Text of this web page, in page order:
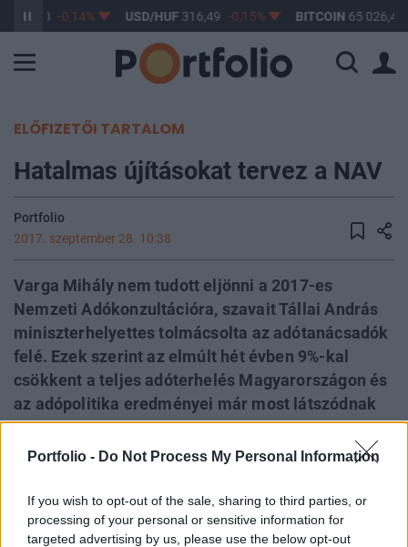
Portfolio - Do Not Process My Personal Information
If you wish to opt-out of the sale, sharing to third parties, or
processing of your personal or sensitive information for
targeted advertising by us, please use the below opt-out
364,90 -0,14% USD/HUF316,49 -0,15% BITCOIN65 026,40
ELŐFIZETŐI TARTALOM
Hatalmas újításokat tervez a NAV
Portfolio
2017. szeptember 28. 10:38
Varga Mihály nem tudott eljönni a 2017-es
Nemzeti Adókonzultációra, szavait Tállai András
miniszterhelyettes tolmácsolta az adótanácsadók
felé. Ezek szerint az elmúlt hét évben 9%-kal
csökkent a teljes adóterhelés Magyarországon és
az adópolitika eredményei már most látszódnak
az ország versenyképességén, itt a WEF mutató
tegnap megjelent értékét emelte ki. A NAV
intézkedéseit és előrevetített néhány, tervezett
nagyszabású változtatást is.